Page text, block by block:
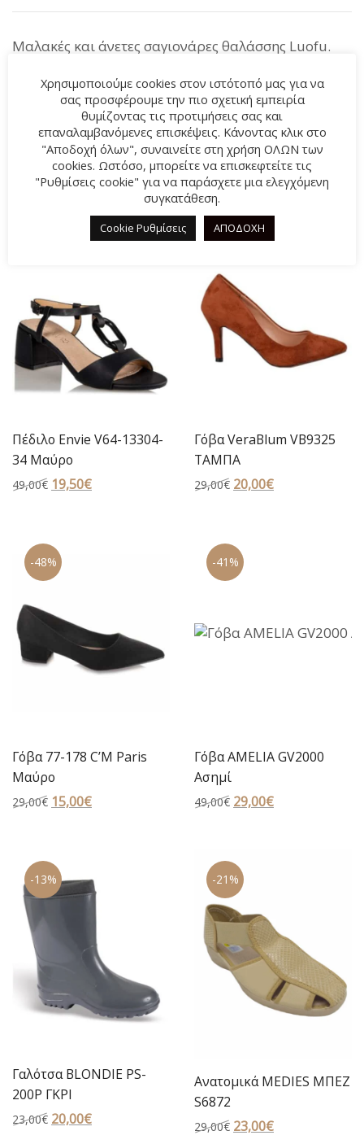
Μαλακές και άνετες σαγιονάρες θαλάσσης Luofu.
μονόχρωμος σχεδιασμός που θα ταιριάξει με όλα
σας τα σύνολα.
ΣΧΕΤΙΚΆ ΠΡΟΪΌΝΤΑ
Πέδιλο Envie V64-13304-
34 Μαύρο
49,00€ Original
49,00€.
19,50€Η
-31%
Γόβα VeraBlum VB9325
ΤΑΜΠΑ
29,00€ Original
29,00€.
20,00€Η
-48%
Γόβα 77-178 C’M Paris
Μαύρο
29,00€ Original
29,00€.
15,00€Η
15,00€.
-41%
Γόβα AMELIA GV2000
Ασημί
49,00€ Original
49,00€.
29,00€Η
-13%
Γαλότσα BLONDIE PS-
200P ΓΚΡΙ
23,00€ Original
20,00€Η
-21%
Ανατομικά MEDIES ΜΠΕΖ
S6872
29,00€ Original
23,00€Η
Χρησιμοποιούμε cookies στον ιστότοπό μας για να
σας προσφέρουμε την πιο σχετική εμπειρία
θυμίζοντας τις προτιμήσεις σας και
επαναλαμβανόμενες επισκέψεις. Κάνοντας κλικ στο
"Αποδοχή όλων", συναινείτε στη χρήση ΟΛΩΝ των
cookies. Ωστόσο, μπορείτε να επισκεφτείτε τις
"Ρυθμίσεις cookie" για να παράσχετε μια ελεγχόμενη
συγκατάθεση.
Cookie Ρυθμίσεις ΑΠΟΔΟΧΗ